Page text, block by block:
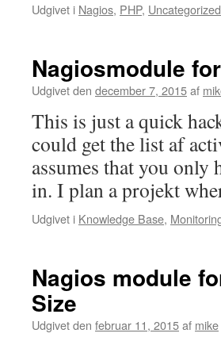
Udgivet i Nagios, PHP, Uncategorized
Nagiosmodule
Udgivet den december 7, 2015af
This is just a quick
could get the list af
assumes that you only
in. I plan a projekt
Udgivet i Knowledge Base,
Nagios module
Size
Udgivet den februar 11, 2015af mike